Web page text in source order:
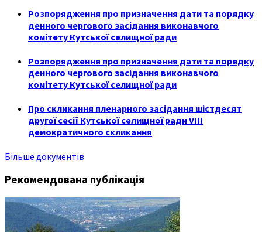
Розпорядження про призначення дати та порядку
денного чергового засідання виконавчого
комітету Кутської селищної ради
Розпорядження про призначення дати та порядку
денного чергового засідання виконавчого
комітету Кутської селищної ради
Про скликання пленарного засідання шістдесят
другої сесії Кутської селищної ради VIII
демократичного скликання
Більше документів
Рекомендована публікація